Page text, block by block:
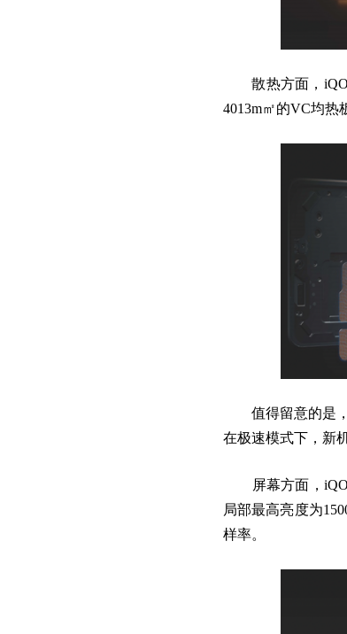
散热方面，iQOO
4013m㎡的VC均热
值得留意的是，
在极速模式下，新
屏幕方面，iQOO
局部最高亮度为
样率。